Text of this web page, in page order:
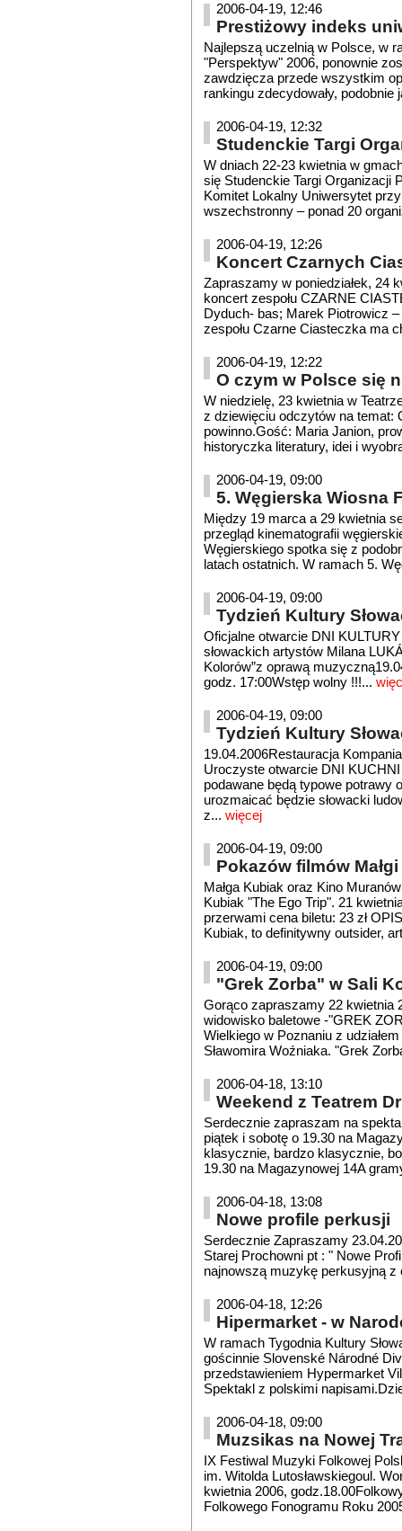
2006-04-19, 12:46
Prestiżowy indeks
Najlepszą uczelnią w Polsce, w
"Perspektyw" 2006, ponownie
zawdzięcza przede wszystkim
rankingu zdecydowały,
2006-04-19, 12:32
Studenckie Targi
W dniach 22-23 kwietnia w
się Studenckie Targi Organizacji
Komitet Lokalny Uniwersytet
wszechstronny – ponad 20
2006-04-19, 12:26
Koncert Czarnych
Zapraszamy w poniedziałek, 24
koncert zespołu CZARNE
Dyduch- bas; Marek Piotrowicz
zespołu Czarne Ciasteczka ma
2006-04-19, 12:22
O czym w Polsce się
W niedzielę, 23 kwietnia w
z dziewięciu odczytów na temat:
powinno.Gość: Maria Janion,
historyczka literatury, idei i
2006-04-19, 09:00
5. Węgierska Wiosna
Między 19 marca a 29 kwietnia
przegląd kinematografii
Węgierskiego spotka się z
latach ostatnich. W ramach 5.
2006-04-19, 09:00
Tydzień Kultury
Oficjalne otwarcie DNI
słowackich artystów Milana
Kolorów”z oprawą
godz. 17:00Wstęp wolny !!!...
2006-04-19, 09:00
Tydzień Kultury
19.04.2006Restauracja
Uroczyste otwarcie DNI
podawane będą typowe potrawy
urozmaicać będzie słowacki
z... więcej
2006-04-19, 09:00
Pokazów filmów
Małga Kubiak oraz Kino
Kubiak "The Ego Trip". 21
przerwami cena biletu: 23 zł
Kubiak, to definitywny outsider,
2006-04-19, 09:00
"Grek Zorba" w Sali
Gorąco zapraszamy 22 kwietnia
widowisko baletowe -"GREK
Wielkiego w Poznaniu z
Sławomira Woźniaka. "Grek
2006-04-18, 13:10
Weekend z Teatrem
Serdecznie zapraszam na
piątek i sobotę o 19.30 na
klasycznie, bardzo klasycznie,
19.30 na Magazynowej 14A
2006-04-18, 13:08
Nowe profile perkusji
Serdecznie Zapraszamy
Starej Prochowni pt : " Nowe
najnowszą muzykę perkusyjną z
2006-04-18, 12:26
Hipermarket - w
W ramach Tygodnia Kultury
gościnnie Slovenské Národné
przedstawieniem Hypermarket
Spektakl z polskimi
2006-04-18, 09:00
Muzsikas na Nowej
IX Festiwal Muzyki Folkowej
im. Witolda Lutosławskiegoul.
kwietnia 2006,
Folkowego Fonogramu Roku